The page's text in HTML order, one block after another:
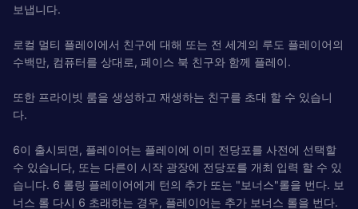
보냅니다.
로컬 멀티 플레이에서 친구에 대해 또는 전 세계의 루도 플레이어의
수백만, 컴퓨터를 상대로, 페이스 북 친구와 함께 플레이.
또한 프라이빗 룸을 생성하고 재생하는 친구를 초대 할 수 있습니
다.
6이 출시되면, 플레이어는 플레이에 이미 전당포를 사전에 선택할
수 있습니다, 또는 다른이 시작 광장에 전당포를 개최 입력 할 수 있
습니다. 6 롤링 플레이어에게 턴의 추가 또는 "보너스"롤을 번다. 보
너스 롤 다시 6 초래하는 경우, 플레이어는 추가 보너스 롤을 번다.